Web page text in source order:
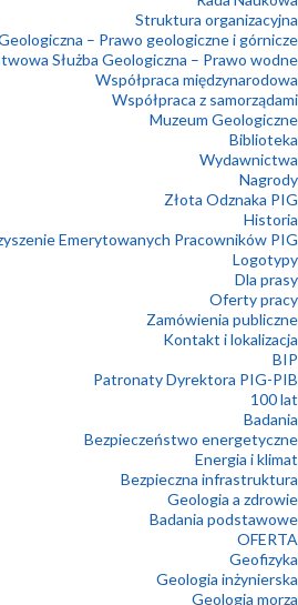
Struktura organizacyjna
– Prawo geologiczne i górnicze
Służba Geologiczna – Prawo wodne
Współpraca międzynarodowa
Współpraca z samorządami
Muzeum Geologiczne
Biblioteka
Wydawnictwa
Nagrody
Złota Odznaka PIG
Historia
Emerytowanych Pracowników PIG
Logotypy
Dla prasy
Oferty pracy
Zamówienia publiczne
Kontakt i lokalizacja
BIP
Patronaty Dyrektora PIG-PIB
100 lat
Badania
Bezpieczeństwo energetyczne
Energia i klimat
Bezpieczna infrastruktura
Geologia a zdrowie
Badania podstawowe
OFERTA
Geofizyka
Geologia inżynierska
Geologia morza